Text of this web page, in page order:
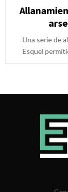
Una serie de
Esquel